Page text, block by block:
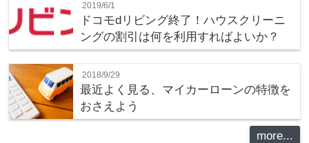
2019/6/1
ドコモdリビング終了！ハウスクリーニ
ングの割引は何を利用すればよいか？
2018/9/29
最近よく見る、マイカーローンの特徴を
おさえよう
more...